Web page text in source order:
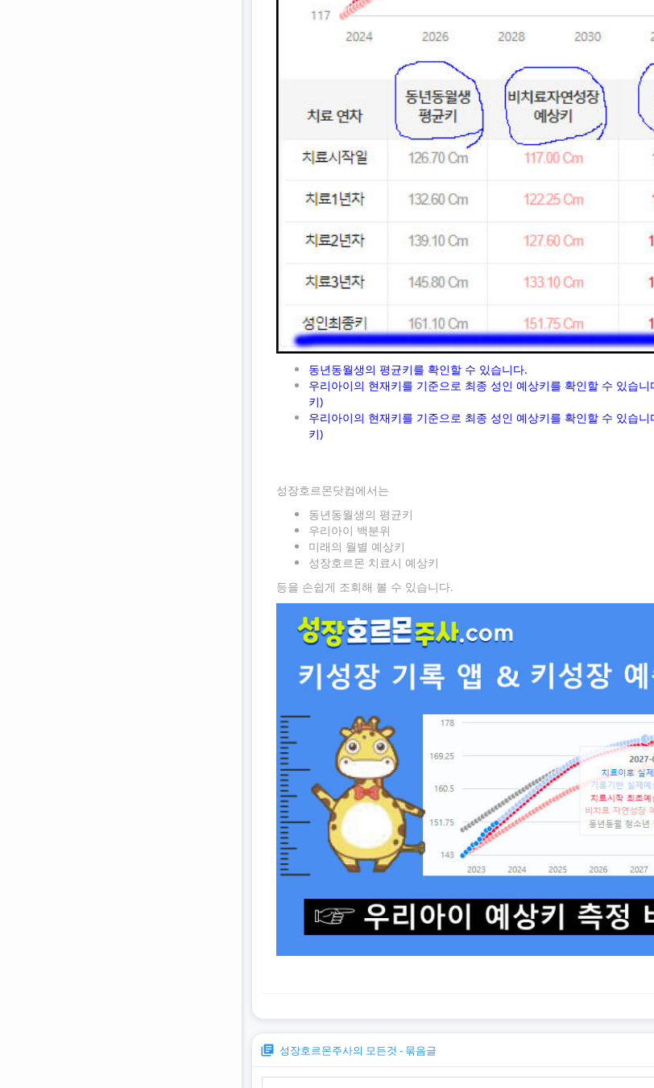
동년동월생의 평균키를 확인할 수 있습니다.
우리아이의 현재키를 기준으로 최종 성인 예상키를 확인할 수 있습
키)
우리아이의 현재키를 기준으로 최종 성인 예상키를 확인할 수 있습
키)
성장호르몬닷컴에서는
동년동월생의 평균키
우리아이 백분위
미래의 월별 예상키
성장호르몬 치료시 예상키
등을 손쉽게 조회해 볼 수 있습니다.
library_books 성장호르몬주사의 모든것 - 묶음글